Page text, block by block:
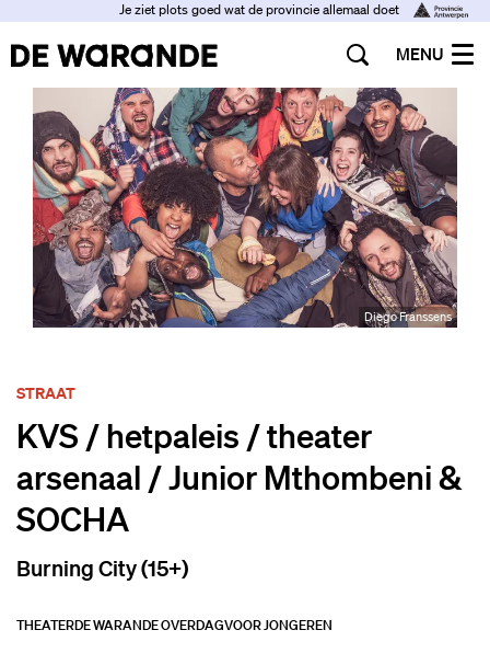
Je ziet plots goed wat de provincie allemaal doet
MENU
Diego Franssens
KVS / hetpaleis / theater
arsenaal / Junior Mthombeni &
SOCHA
Burning City (15+)
STRAAT
THEATERDE WARANDE OVERDAGVOOR JONGEREN